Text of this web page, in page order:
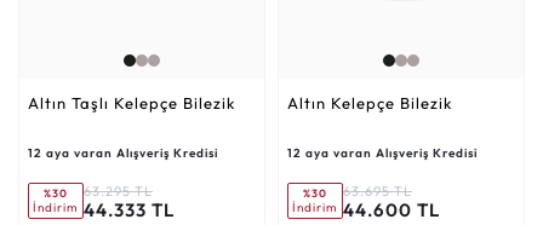
Altın Taşlı Kelepçe Bilezik
12 aya varan Alışveriş Kredisi
%30
İndirim
63.295 TL
44.333 TL
Altın Kelepçe Bilezik
12 aya varan Alışveriş Kredisi
%30
İndirim
63.695 TL
44.600 TL